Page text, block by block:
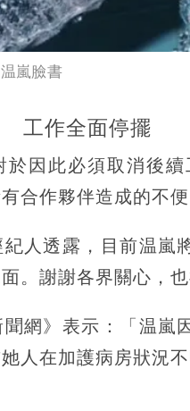
嵐臉書
工作全面停擺
於因此必須取消後
合作夥伴造成的不便
人透露，目前温嵐
。謝謝各界關心，也
網》表示：「温嵐
人在加護病房狀況